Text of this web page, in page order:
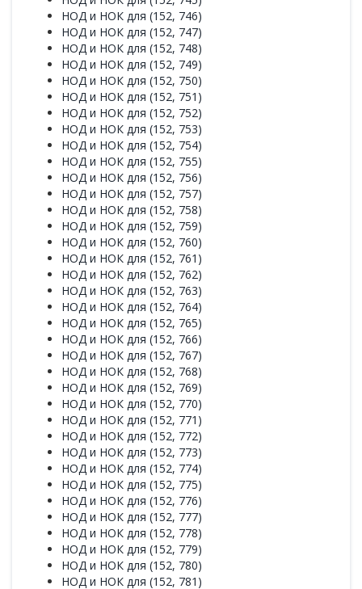
НОД и НОК для (152, 746)
НОД и НОК для (152, 747)
НОД и НОК для (152, 748)
НОД и НОК для (152, 749)
НОД и НОК для (152, 750)
НОД и НОК для (152, 751)
НОД и НОК для (152, 752)
НОД и НОК для (152, 753)
НОД и НОК для (152, 754)
НОД и НОК для (152, 755)
НОД и НОК для (152, 756)
НОД и НОК для (152, 757)
НОД и НОК для (152, 758)
НОД и НОК для (152, 759)
НОД и НОК для (152, 760)
НОД и НОК для (152, 761)
НОД и НОК для (152, 762)
НОД и НОК для (152, 763)
НОД и НОК для (152, 764)
НОД и НОК для (152, 765)
НОД и НОК для (152, 766)
НОД и НОК для (152, 767)
НОД и НОК для (152, 768)
НОД и НОК для (152, 769)
НОД и НОК для (152, 770)
НОД и НОК для (152, 771)
НОД и НОК для (152, 772)
НОД и НОК для (152, 773)
НОД и НОК для (152, 774)
НОД и НОК для (152, 775)
НОД и НОК для (152, 776)
НОД и НОК для (152, 777)
НОД и НОК для (152, 778)
НОД и НОК для (152, 779)
НОД и НОК для (152, 780)
НОД и НОК для (152, 781)